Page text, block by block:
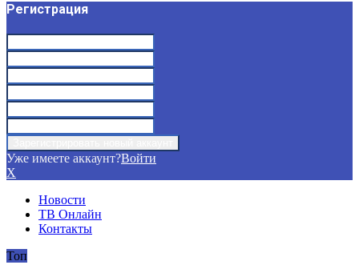
Регистрация
Уже имеете аккаунт?Войти
X
Новости
ТВ Онлайн
Контакты
Топ